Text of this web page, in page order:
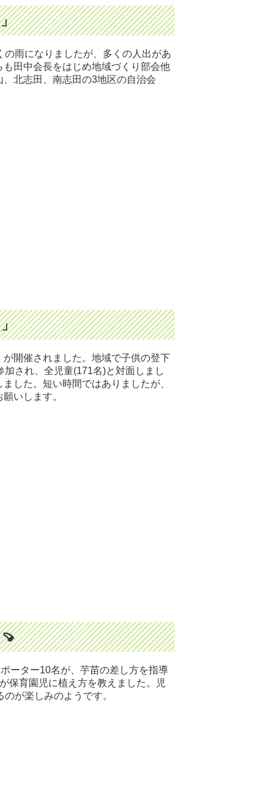
雨になりましたが、多くの人出があ
田中会長をはじめ地域づくり部会他
北志田、南志田の3地区の自治会
開催されました。地域で子供の登下
され、全児童(171名)と対面しまし
した。短い時間ではありましたが、
いします。
ーター10名が、芋苗の差し方を指導
保育園児に植え方を教えました。児
が楽しみのようです。